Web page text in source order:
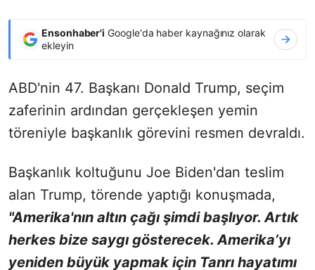
Ensonhaber'i Google'da haber kaynağınız olarak
ekleyin
ABD'nin 47. Başkanı Donald Trump, seçim
zaferinin ardından gerçekleşen yemin
töreniyle başkanlık görevini resmen devraldı.
Başkanlık koltuğunu Joe Biden'dan teslim
alan Trump, törende yaptığı konuşmada,
"Amerika'nın altın çağı şimdi başlıyor. Artık
herkes bize saygı gösterecek. Amerika’yı
yeniden büyük yapmak için Tanrı hayatımı